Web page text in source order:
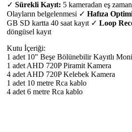
✓ Sürekli Kayıt: 5 kameradan eş
Olayların belgelenmesi ✓ Hafıza
GB SD kartta 40 saat kayıt ✓ Loop
döngüsel kayıt
Kutu İçeriği:
1 adet 10" Beşe Bölünebilir Kayıtlı
1 adet AHD 720P Piramit Kamera
4 adet AHD 720P Kelebek Kamera
1 adet 10 metre Rca kablo
4 adet 6 metre Rca kablo